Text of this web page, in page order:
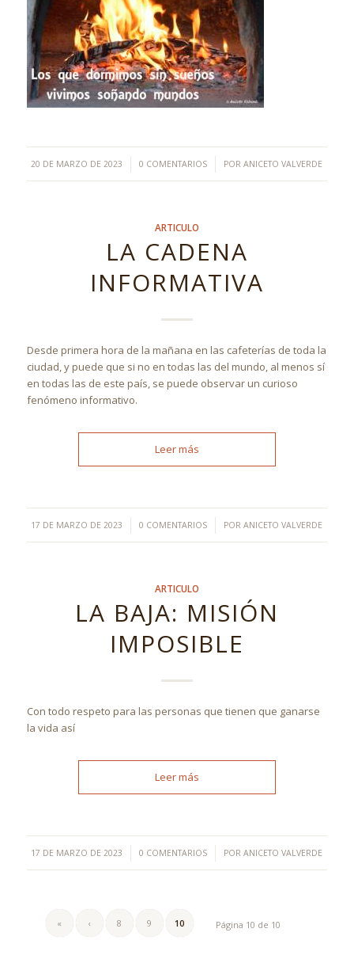
20 DE MARZO DE 2023
/ 0 COMENTARIOS
/ PORANICETO VALVERDE
ARTICULO
LA CADENA
INFORMATIVA
Desde primera hora de la mañana en las cafeterías de toda la
ciudad, y puede que si no en todas las del mundo, al menos sí
en todas las de este país, se puede observar un curioso
fenómeno informativo.
Leer más
17 DE MARZO DE 2023
/ 0 COMENTARIOS
/ PORANICETO VALVERDE
ARTICULO
LA BAJA: MISIÓN
IMPOSIBLE
Con todo respeto para las personas que tienen que ganarse
la vida así
Leer más
17 DE MARZO DE 2023
/ 0 COMENTARIOS
/ PORANICETO VALVERDE
Página 10 de 10
« ‹ 8 9 10